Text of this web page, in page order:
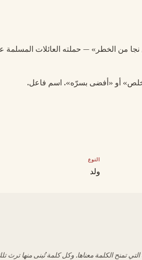
من الخطر» — حملته العائلات المسلمة
أو «أفضى بسرّه». اسم فاعل.
النوع
ولد
تمنح الكلمة معناها. وكل كلمة تُبنى منها ترث